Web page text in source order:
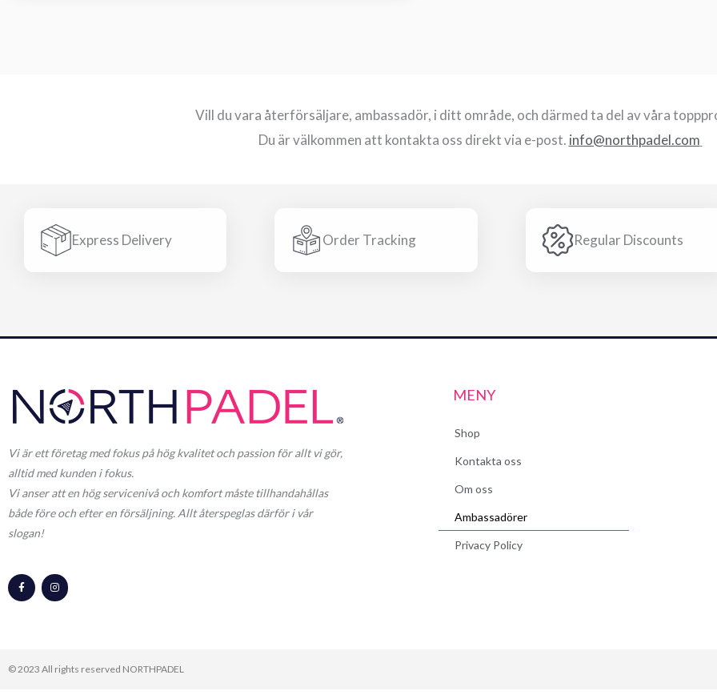
Vill du vara återförsäljare, ambassadör, i ditt område, och därmed ta del av våra
Du är välkommen att kontakta oss direkt via e-post. info@northpadel.com
Express Delivery Order Tracking Regular Discounts
Vi är ett företag med fokus på hög kvalitet och passion för allt vi gör,
alltid med kunden i fokus.
Vi anser att en hög servicenivå och komfort måste tillhandahållas
både före och efter en försäljning. Allt återspeglas därför i vår
slogan!
F
a
c
f
I
n
s
MENY
Shop
Kontakta oss
Om oss
Ambassadörer
Privacy Policy
© 2023 All rights reserved​ NORTHPADEL